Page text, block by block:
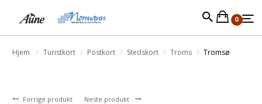
0
Hjem Turistkort Postkort Stedskort Troms Tromsø
Forrige produkt Neste produkt